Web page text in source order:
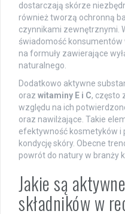
dostarczają skórze
również tworzą ochronną
czynnikami zewnętrznymi.
świadomość
na formuły zawierające
naturalnego.
Dodatkowo aktywne
oraz witaminy E i C, często
względu na ich
oraz nawilżające. Takie
efektywność kosmetyków i
kondycję skóry. Obecne
powrót do natury w branży
Jakie są
składników w